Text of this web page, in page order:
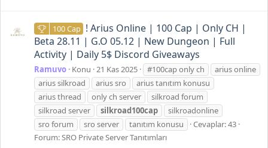
100 Cap ! Arius Online | 100 Cap | Only CH |
Beta 28.11 | G.O 05.12 | New Dungeon | Full
Activity | Daily 5$ Discord Giveaways
Ramuvo Konu 21 Kas 2025 #100cap only ch
arius online
arius silkroad
arius sro
arius tanıtım konusu
arius thread
only ch server
silkroad forum
silkroad server
silkroad100cap
silkroadonline
sro forum
sro server tanıtım konusu
Cevaplar: 43
Forum:SRO Private Server Tanıtımları